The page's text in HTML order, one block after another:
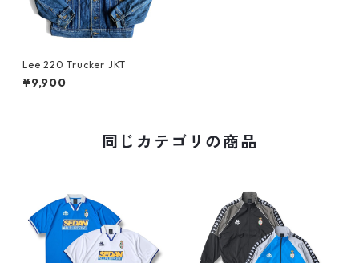
Lee 220 Trucker JKT
¥9,900
同じカテゴリの商品